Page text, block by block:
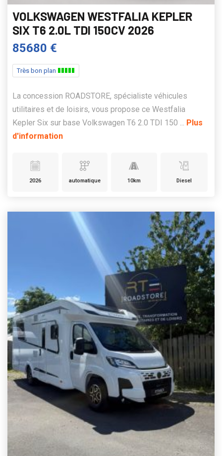
VOLKSWAGEN WESTFALIA KEPLER
SIX T6 2.0L TDI 150CV 2026
85680 €
Très bon plan
La concession ROADSTORE, spécialiste véhicules
utilitaires et de loisirs, vous propose ce Westfalia
Kepler Six sur base Volkswagen T6 2.0 TDI 150 ... Plus
d'information
2026 automatique 10km Diesel